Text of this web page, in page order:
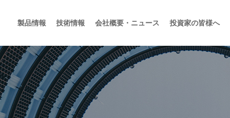
製品情報 技術情報 会社概要・ニュース 投資家の皆様へ